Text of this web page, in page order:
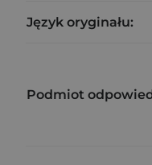
Język oryginału:
Podmiot